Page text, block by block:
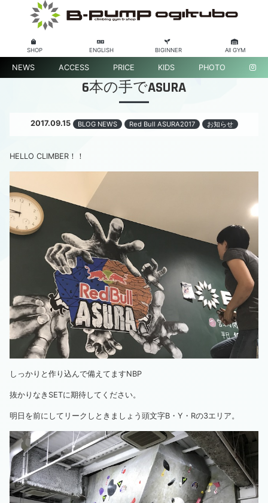
SHOP ENGLISH BIGINNER All GYM
NEWS ACCESS PRICE KIDS PHOTO
6本の手でASURA
2017.09.15 BLOG NEWS Red Bull ASURA2017 お知らせ
HELLO CLIMBER！！
しっかりと作り込んで備えてますNBP
抜かりなきSETに期待してください。
明日を前にしてリークしときましょう頭文字B・Y・Rの3エリア。